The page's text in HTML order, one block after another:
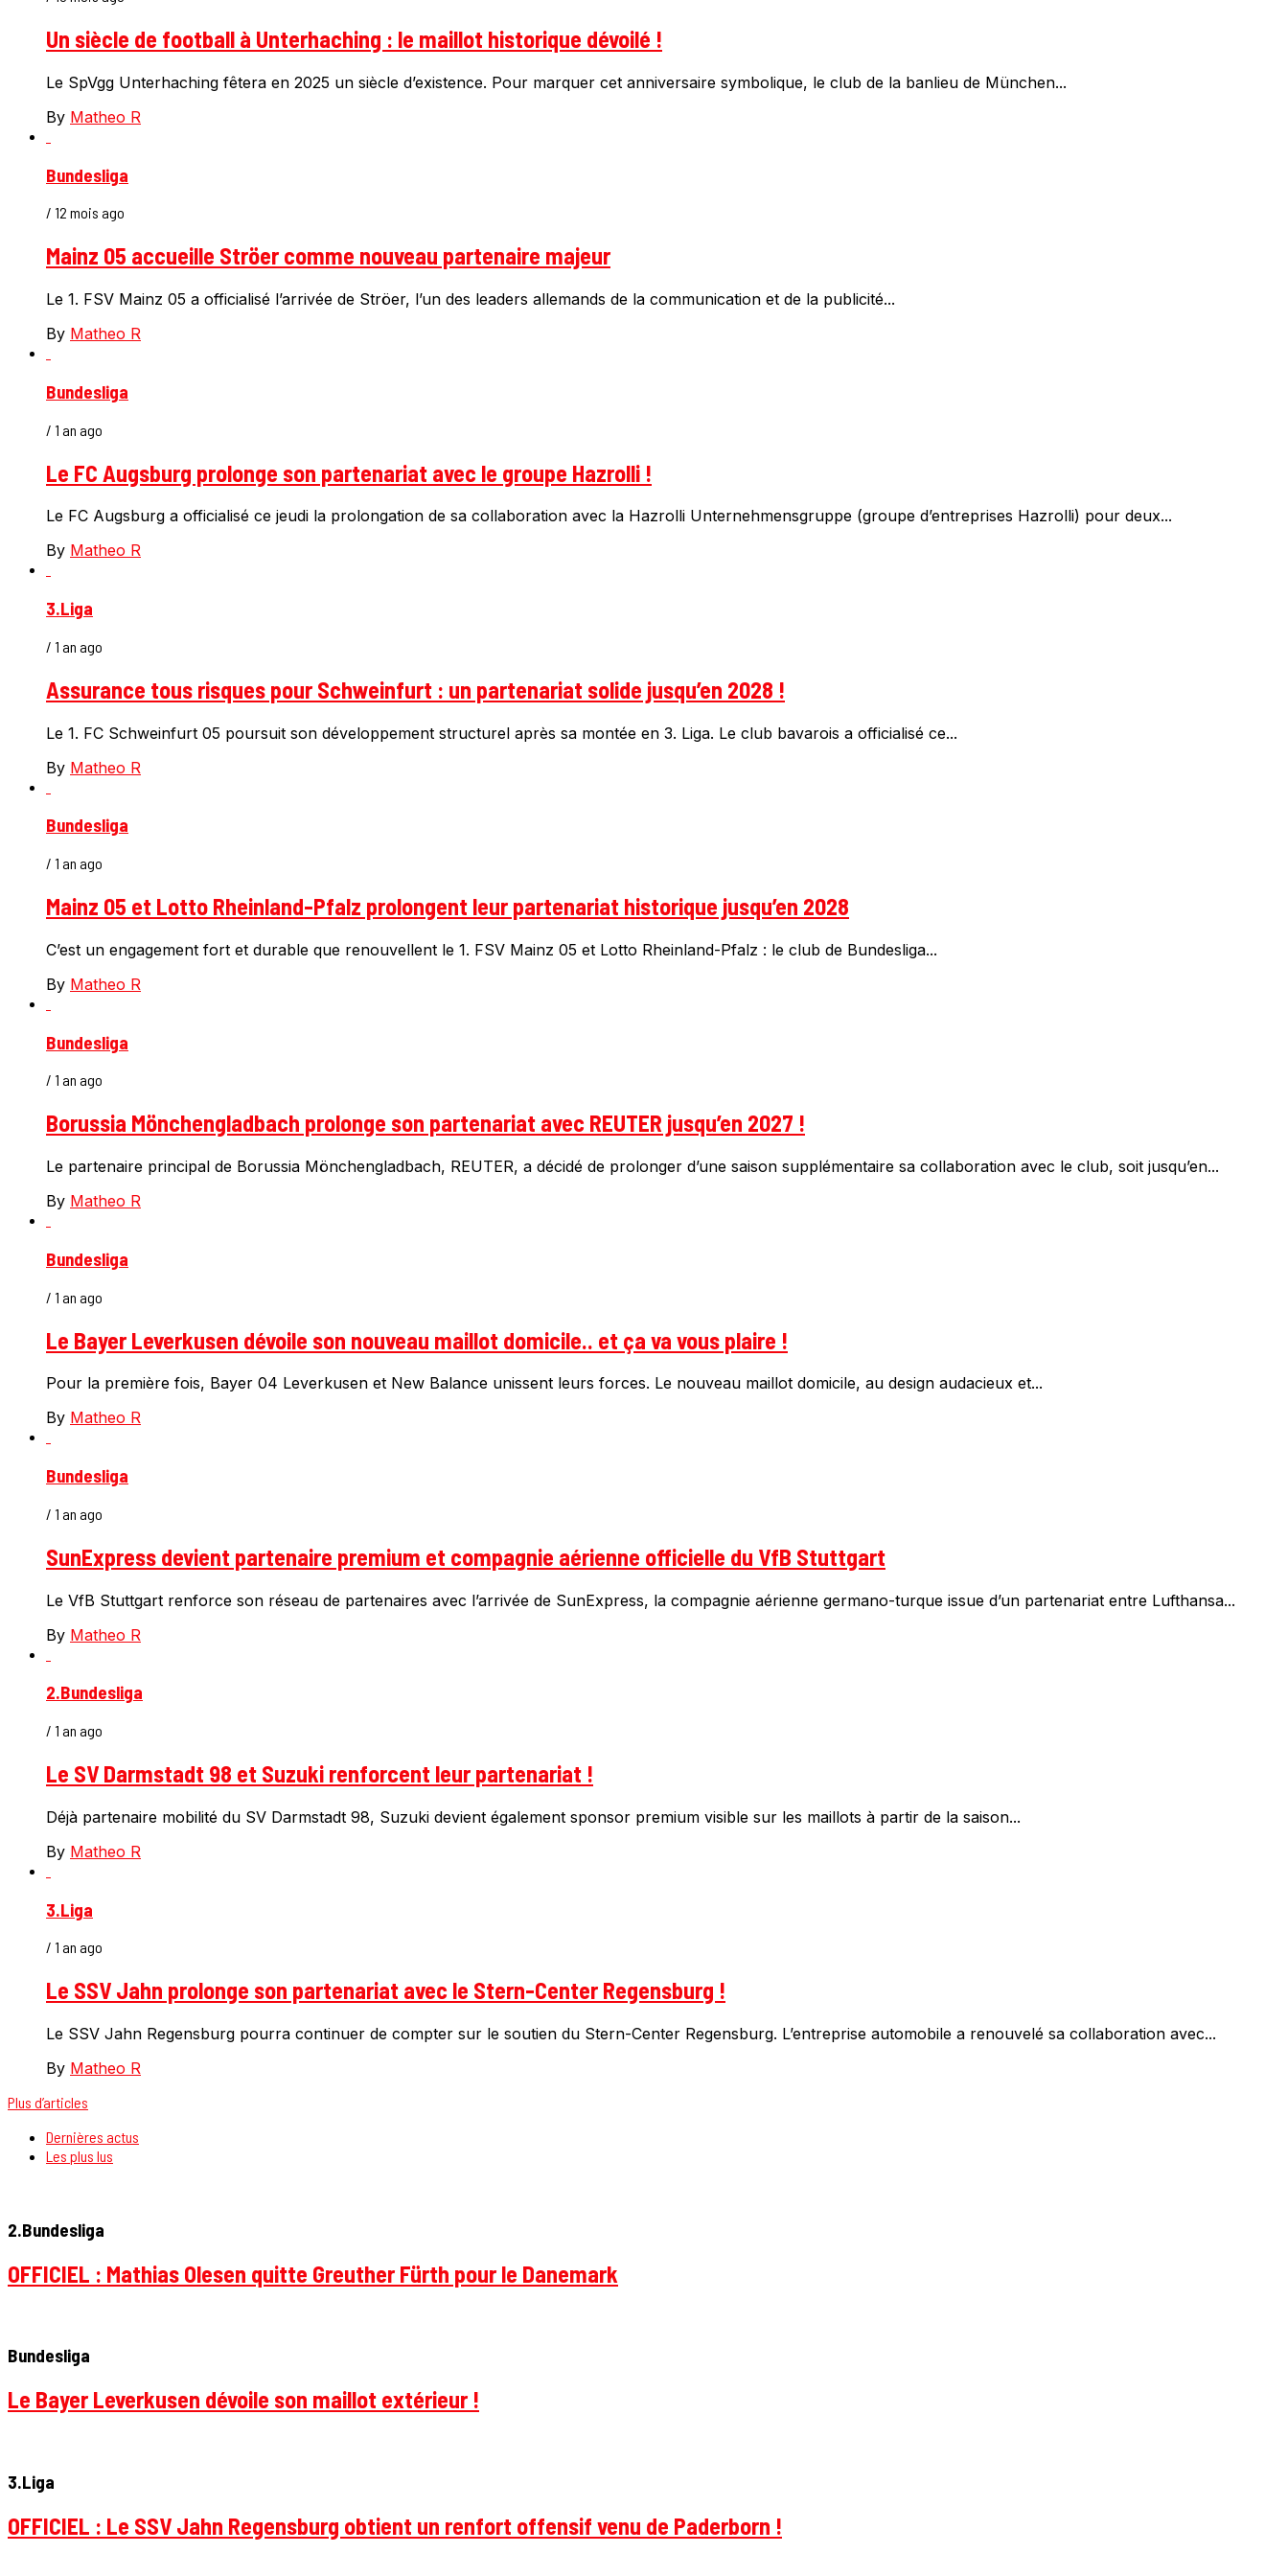
Un siècle de football à Unterhaching : le maillot historique dévoilé !
Le SpVgg Unterhaching fêtera en 2025 un siècle d’existence. Pour marquer cet anniversaire symbolique, le club de la banlieu de München...
By Matheo R
Bundesliga
/ 12 mois ago
Mainz 05 accueille Ströer comme nouveau partenaire majeur
Le 1. FSV Mainz 05 a officialisé l’arrivée de Ströer, l’un des leaders allemands de la communication et de la publicité...
By Matheo R
Bundesliga
/ 1 an ago
Le FC Augsburg prolonge son partenariat avec le groupe Hazrolli !
Le FC Augsburg a officialisé ce jeudi la prolongation de sa collaboration avec la Hazrolli Unternehmensgruppe (groupe d’entreprises Hazrolli) pour deux...
By Matheo R
3.Liga
/ 1 an ago
Assurance tous risques pour Schweinfurt : un partenariat solide jusqu’en 2028 !
Le 1. FC Schweinfurt 05 poursuit son développement structurel après sa montée en 3. Liga. Le club bavarois a officialisé ce...
By Matheo R
Bundesliga
/ 1 an ago
Mainz 05 et Lotto Rheinland-Pfalz prolongent leur partenariat historique jusqu’en 2028
C’est un engagement fort et durable que renouvellent le 1. FSV Mainz 05 et Lotto Rheinland-Pfalz : le club de Bundesliga...
By Matheo R
Bundesliga
/ 1 an ago
Borussia Mönchengladbach prolonge son partenariat avec REUTER jusqu’en 2027 !
Le partenaire principal de Borussia Mönchengladbach, REUTER, a décidé de prolonger d’une saison supplémentaire sa collaboration avec le club, soit jusqu’en...
By Matheo R
Bundesliga
/ 1 an ago
Le Bayer Leverkusen dévoile son nouveau maillot domicile.. et ça va vous plaire !
Pour la première fois, Bayer 04 Leverkusen et New Balance unissent leurs forces. Le nouveau maillot domicile, au design audacieux et...
By Matheo R
Bundesliga
/ 1 an ago
SunExpress devient partenaire premium et compagnie aérienne officielle du VfB Stuttgart
Le VfB Stuttgart renforce son réseau de partenaires avec l’arrivée de SunExpress, la compagnie aérienne germano-turque issue d’un partenariat entre Lufthansa...
By Matheo R
2.Bundesliga
/ 1 an ago
Le SV Darmstadt 98 et Suzuki renforcent leur partenariat !
Déjà partenaire mobilité du SV Darmstadt 98, Suzuki devient également sponsor premium visible sur les maillots à partir de la saison...
By Matheo R
3.Liga
/ 1 an ago
Le SSV Jahn prolonge son partenariat avec le Stern-Center Regensburg !
Le SSV Jahn Regensburg pourra continuer de compter sur le soutien du Stern-Center Regensburg. L’entreprise automobile a renouvelé sa collaboration avec...
By Matheo R
Plus d’articles
Dernières actus
Les plus lus
2.Bundesliga
OFFICIEL : Mathias Olesen quitte Greuther Fürth pour le Danemark
Bundesliga
Le Bayer Leverkusen dévoile son maillot extérieur !
3.Liga
OFFICIEL : Le SSV Jahn Regensburg obtient un renfort offensif venu de Paderborn !